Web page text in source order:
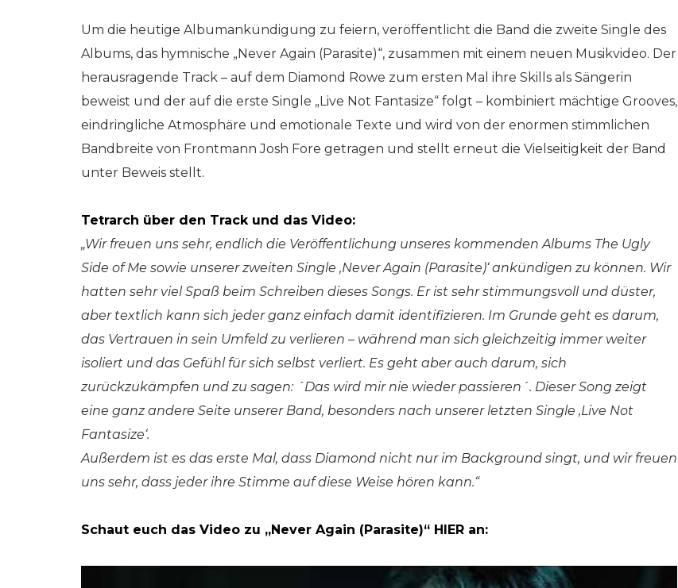
Um die heutige Albumankündigung zu feiern, veröffentlicht die Band die zweite Single des
Albums, das hymnische „Never Again (Parasite)“, zusammen mit einem neuen Musikvideo. Der
herausragende Track – auf dem Diamond Rowe zum ersten Mal ihre Skills als Sängerin
beweist und der auf die erste Single „Live Not Fantasize“ folgt – kombiniert mächtige Grooves,
eindringliche Atmosphäre und emotionale Texte und wird von der enormen stimmlichen
Bandbreite von Frontmann Josh Fore getragen und stellt erneut die Vielseitigkeit der Band
unter Beweis stellt.
Tetrarch über den Track und das Video:
„Wir freuen uns sehr, endlich die Veröffentlichung unseres kommenden Albums The Ugly
Side of Me sowie unserer zweiten Single ‚Never Again (Parasite)‘ ankündigen zu können. Wir
hatten sehr viel Spaß beim Schreiben dieses Songs. Er ist sehr stimmungsvoll und düster,
aber textlich kann sich jeder ganz einfach damit identifizieren. Im Grunde geht es darum,
das Vertrauen in sein Umfeld zu verlieren – während man sich gleichzeitig immer weiter
isoliert und das Gefühl für sich selbst verliert. Es geht aber auch darum, sich
zurückzukämpfen und zu sagen: ´Das wird mir nie wieder passieren´. Dieser Song zeigt
eine ganz andere Seite unserer Band, besonders nach unserer letzten Single ‚Live Not
Fantasize‘.
Außerdem ist es das erste Mal, dass Diamond nicht nur im Background singt, und wir freuen
uns sehr, dass jeder ihre Stimme auf diese Weise hören kann.“
Schaut euch das Video zu „Never Again (Parasite)“ HIER an: